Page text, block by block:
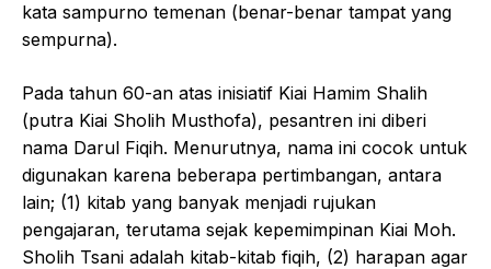
kata sampurno temenan (benar-benar tampat yang
sempurna).
Pada tahun 60-an atas inisiatif Kiai Hamim Shalih
(putra Kiai Sholih Musthofa), pesantren ini diberi
nama Darul Fiqih. Menurutnya, nama ini cocok untuk
digunakan karena beberapa pertimbangan, antara
lain; (1) kitab yang banyak menjadi rujukan
pengajaran, terutama sejak kepemimpinan Kiai Moh.
Sholih Tsani adalah kitab-kitab fiqih, (2) harapan agar